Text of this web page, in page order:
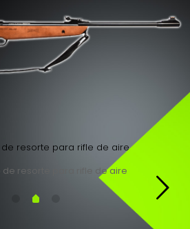
resorte para rifle de aire
resorte para rifle de aire